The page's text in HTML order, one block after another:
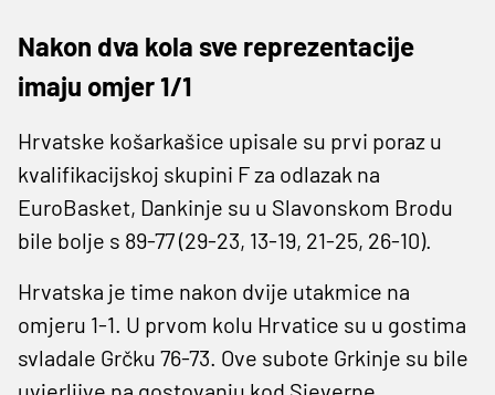
Nakon dva kola sve reprezentacije
imaju omjer 1/1
Hrvatske košarkašice upisale su prvi poraz u
kvalifikacijskoj skupini F za odlazak na
EuroBasket, Dankinje su u Slavonskom Brodu
bile bolje s 89-77 (29-23, 13-19, 21-25, 26-10).
Hrvatska je time nakon dvije utakmice na
omjeru 1-1. U prvom kolu Hrvatice su u gostima
svladale Grčku 76-73. Ove subote Grkinje su bile